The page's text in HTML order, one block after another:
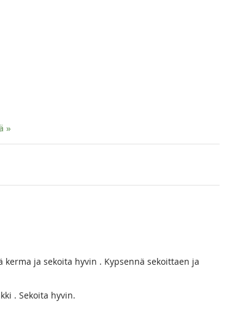
»
ja sekoita hyvin . Kypsennä sekoittaen ja
. Sekoita hyvin.